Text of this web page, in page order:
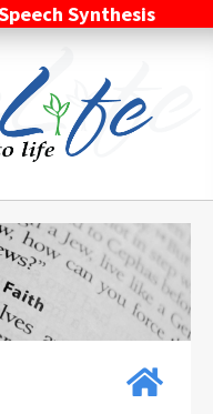
Synthesis